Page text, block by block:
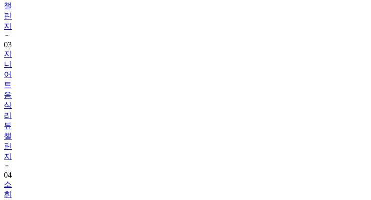
챌
린
지
03
지
니
어
트
음
식
리
뷰
챌
린
지
04
소
휘